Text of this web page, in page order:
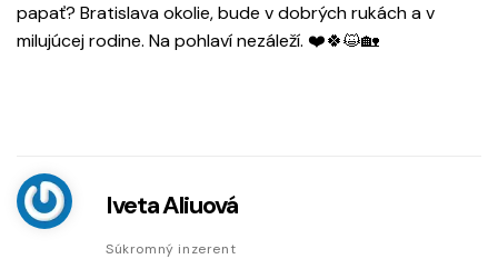
papať? Bratislava okolie, bude v dobrých rukách a v
milujúcej rodine. Na pohlaví nezáleží. ❤️🍀😺🏡
Iveta Aliuová
Súkromný inzerent